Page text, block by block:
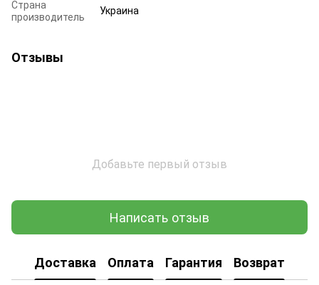
Страна
производитель
Украина
Отзывы
Добавьте первый отзыв
Написать отзыв
Доставка Оплата Гарантия Возврат